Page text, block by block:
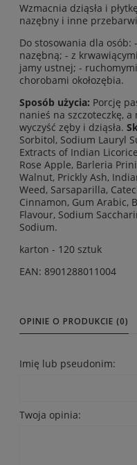
Wzmacnia dziąsła i
nazębny i inne
Do stosowania dla osób:
nazębną; - z
jamy ustnej; -
chorobami okołozębia.
Sposób użycia: Porcję
nanieś na szczoteczkę,
wyczyść zęby i dziąsła.
Sorbitol, Sodium Lauryl
Extracts of Indian
Rose Apple, Barleria
Walnut, Prickly Ash,
Weed, Sarsaparilla,
Cinnamon, Gum Arabic,
Flavour, Sodium
Sodium.
karton - 120 sztuk
EAN: 8901288011004
OPINIE O PRODUKCIE (0)
Imię lub pseudonim:
Twoja opinia: